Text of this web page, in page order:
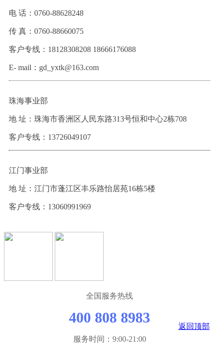
电 话：0760-88628248
传 真：0760-88660075
客户专线：18128308208 18666176088
E- mail：gd_yxtk@163.com
珠海事业部
地 址：珠海市香洲区人民东路313号恒和中心2栋708
客户专线： 13726049107
江门事业部
地 址：江门市蓬江区丰乐路怡居苑16栋5楼
客户专线：13060991969
全国服务热线
400 808 8983
服务时间：9:00-21:00
返回顶部